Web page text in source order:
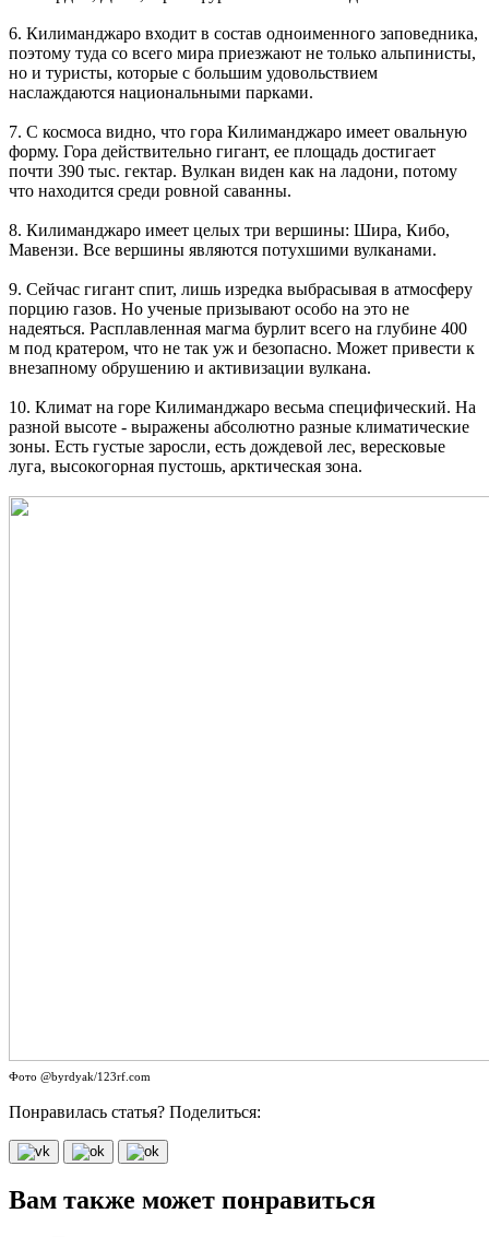
6. Килиманджаро входит в состав одноименного заповедника,
поэтому туда со всего мира приезжают не только альпинисты,
но и туристы, которые с большим удовольствием
наслаждаются национальными парками.
7. С космоса видно, что гора Килиманджаро имеет овальную
форму. Гора действительно гигант, ее площадь достигает
почти 390 тыс. гектар. Вулкан виден как на ладони, потому
что находится среди ровной саванны.
8. Килиманджаро имеет целых три вершины: Шира, Кибо,
Мавензи. Все вершины являются потухшими вулканами.
9. Сейчас гигант спит, лишь изредка выбрасывая в атмосферу
порцию газов. Но ученые призывают особо на это не
надеяться. Расплавленная магма бурлит всего на глубине 400
м под кратером, что не так уж и безопасно. Может привести к
внезапному обрушению и активизации вулкана.
10. Климат на горе Килиманджаро весьма специфический. На
разной высоте - выражены абсолютно разные климатические
зоны. Есть густые заросли, есть дождевой лес, вересковые
луга, высокогорная пустошь, арктическая зона.
Фото @byrdyak/123rf.com
Понравилась статья? Поделиться:
Вам также может понравиться